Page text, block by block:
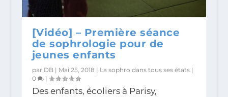
[Vidéo] – Première séance
de sophrologie pour de
jeunes enfants
par DB| Mai 25, 2018 | La sophro dans tous ses états|
0
|
Des enfants, écoliers à Parisy,